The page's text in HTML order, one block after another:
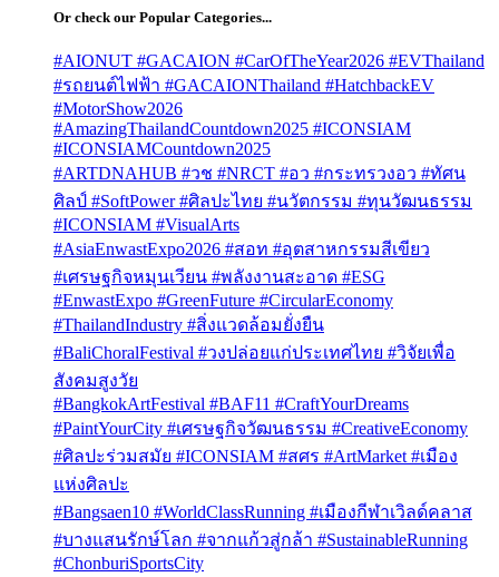
Or check our Popular Categories...
#AIONUT #GACAION #CarOfTheYear2026 #EVThailand
#รถยนต์ไฟฟ้า #GACAIONThailand #HatchbackEV
#MotorShow2026
#AmazingThailandCountdown2025 #ICONSIAM
#ICONSIAMCountdown2025
#ARTDNAHUB #วช #NRCT #อว #กระทรวงอว #ทัศน
ศิลป์ #SoftPower #ศิลปะไทย #นวัตกรรม #ทุนวัฒนธรรม
#ICONSIAM #VisualArts
#AsiaEnwastExpo2026 #สอท #อุตสาหกรรมสีเขียว
#เศรษฐกิจหมุนเวียน #พลังงานสะอาด #ESG
#EnwastExpo #GreenFuture #CircularEconomy
#ThailandIndustry #สิ่งแวดล้อมยั่งยืน
#BaliChoralFestival #วงปล่อยแก่ประเทศไทย #วิจัยเพื่อ
สังคมสูงวัย
#BangkokArtFestival #BAF11 #CraftYourDreams
#PaintYourCity #เศรษฐกิจวัฒนธรรม #CreativeEconomy
#ศิลปะร่วมสมัย #ICONSIAM #สศร #ArtMarket #เมือง
แห่งศิลปะ
#Bangsaen10 #WorldClassRunning #เมืองกีฬาเวิลด์คลาส
#บางแสนรักษ์โลก #จากแก้วสู่กล้า #SustainableRunning
#ChonburiSportsCity